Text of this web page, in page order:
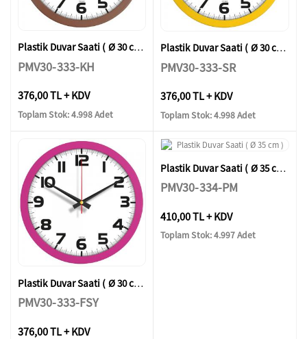
Plastik Duvar Saati ( Ø 30 cm )
PMV30-333-KH
376,00 TL + KDV
Toplam Stok: 4.998 Adet
Plastik Duvar Saati ( Ø 30 cm )
PMV30-333-SR
376,00 TL + KDV
Toplam Stok: 4.998 Adet
Plastik Duvar Saati ( Ø 30 cm )
PMV30-333-FSY
376,00 TL + KDV
Plastik Duvar Saati ( Ø 35 cm )
PMV30-334-PM
410,00 TL + KDV
Toplam Stok: 4.997 Adet